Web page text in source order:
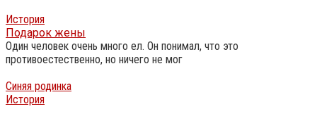
История
Подарок жены
Один человек очень много ел. Он понимал, что это
противоестественно, но ничего не мог
Синяя родинка
История